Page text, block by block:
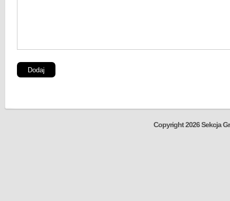
Copyright 2026 Sekcja